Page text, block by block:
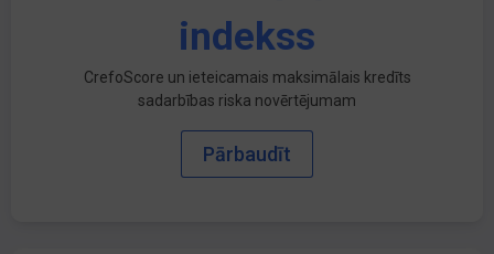
indekss
CrefoScore un ieteicamais maksimālais kredīts
sadarbības riska novērtējumam
Pārbaudīt